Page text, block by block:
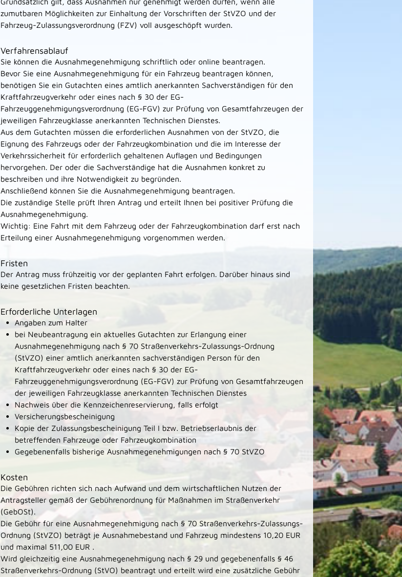
zumutbaren Möglichkeiten zur Einhaltung der Vorschriften der StVZO und der
Fahrzeug-Zulassungsverordnung (FZV) voll ausgeschöpft wurden.
Verfahrensablauf
Sie können die Ausnahmegenehmigung schriftlich oder online beantragen.
Bevor Sie eine Ausnahmegenehmigung für ein Fahrzeug beantragen können,
benötigen Sie ein Gutachten eines amtlich anerkannten Sachverständigen für den
Kraftfahrzeugverkehr oder eines nach § 30 der EG-
Fahrzeuggenehmigungsverordnung (EG-FGV) zur Prüfung von Gesamtfahrzeugen der
jeweiligen Fahrzeugklasse anerkannten Technischen Dienstes.
Aus dem Gutachten müssen die erforderlichen Ausnahmen von der StVZO, die
Eignung des Fahrzeugs oder der Fahrzeugkombination und die im Interesse der
Verkehrssicherheit für erforderlich gehaltenen Auflagen und Bedingungen
hervorgehen. Der oder die Sachverständige hat die Ausnahmen konkret zu
beschreiben und ihre Notwendigkeit zu begründen.
Anschließend können Sie die Ausnahmegenehmigung beantragen.
Die zuständige Stelle prüft Ihren Antrag und erteilt Ihnen bei positiver Prüfung die
Ausnahmegenehmigung.
Wichtig: Eine Fahrt mit dem Fahrzeug oder der Fahrzeugkombination darf erst nach
Erteilung einer Ausnahmegenehmigung vorgenommen werden.
Fristen
Der Antrag muss frühzeitig vor der geplanten Fahrt erfolgen. Darüber hinaus sind
keine gesetzlichen Fristen beachten.
Erforderliche Unterlagen
Angaben zum Halter
bei Neubeantragung ein aktuelles Gutachten zur Erlangung einer
Ausnahmegenehmigung nach § 70 Straßenverkehrs-Zulassungs-Ordnung
(StVZO) einer amtlich anerkannten sachverständigen Person für den
Kraftfahrzeugverkehr oder eines nach § 30 der EG-
Fahrzeuggenehmigungsverordnung (EG-FGV) zur Prüfung von Gesamtfahrzeugen
der jeweiligen Fahrzeugklasse anerkannten Technischen Dienstes
Nachweis über die Kennzeichenreservierung, falls erfolgt
Versicherungsbescheinigung
Kopie der Zulassungsbescheinigung Teil I bzw. Betriebserlaubnis der
betreffenden Fahrzeuge oder Fahrzeugkombination
Gegebenenfalls bisherige Ausnahmegenehmigungen nach § 70 StVZO
Kosten
Die Gebühren richten sich nach Aufwand und dem wirtschaftlichen Nutzen der
Antragsteller gemäß der Gebührenordnung für Maßnahmen im Straßenverkehr
(GebOSt).
Die Gebühr für eine Ausnahmegenehmigung nach § 70 Straßenverkehrs-Zulassungs-
Ordnung (StVZO) beträgt je Ausnahmebestand und Fahrzeug mindestens 10,20 EUR
und maximal 511,00 EUR .
Wird gleichzeitig eine Ausnahmegenehmigung nach § 29 und gegebenenfalls § 46
Straßenverkehrs-Ordnung (StVO) beantragt und erteilt wird eine zusätzliche Gebühr